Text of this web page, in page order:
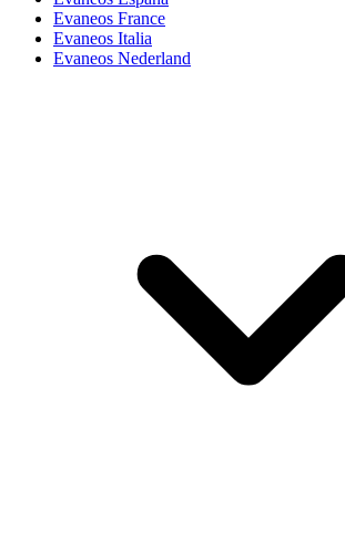
Evaneos France
Evaneos Italia
Evaneos Nederland